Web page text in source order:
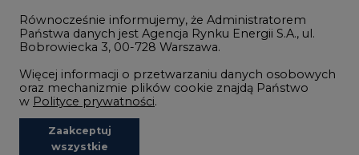
Zielone samorządy
Zielona gospodarka
©2002- 2021 - 2026
Równocześnie informujemy, że Administratorem
Państwa danych jest Agencja Rynku Energii S.A., ul.
Bobrowiecka 3, 00-728 Warszawa.
Więcej informacji o przetwarzaniu danych osobowych
oraz mechanizmie plików cookie znajdą Państwo
w Polityce prywatności.
Zaakceptuj
wszystkie